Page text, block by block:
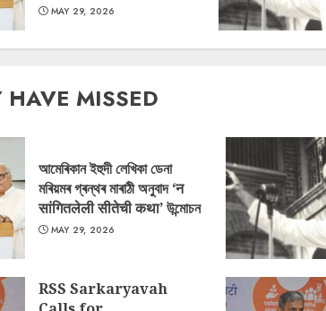
MAY 29, 2026
HAVE MISSED
আমেৰিকান ইহুদী লেখিকা ডেনা
মৰিয়মৰ গ্ৰন্থৰ মাৰাঠী অনুবাদ ‘न
सांगितलेली सीतेची कथा’ উন্মোচন
MAY 29, 2026
RSS Sarkaryavah